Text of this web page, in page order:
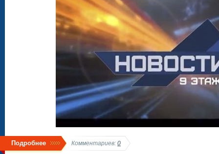
Подробнее Комментариев: 0